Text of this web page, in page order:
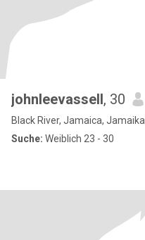
johnleevassell, 30
Black River, Jamaica, Jamaika
Suche: Weiblich 23 - 30